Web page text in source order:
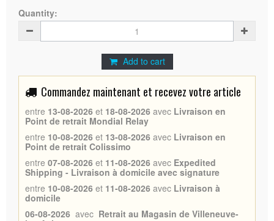
Quantity:
Add to cart
Commandez maintenant et recevez votre article
entre 13-08-2026 et 18-08-2026 avec Livraison en
Point de retrait Mondial Relay
entre 10-08-2026 et 13-08-2026 avec Livraison en
Point de retrait Colissimo
entre 07-08-2026 et 11-08-2026 avec Expedited
Shipping - Livraison à domicile avec signature
entre 10-08-2026 et 11-08-2026 avec Livraison à
domicile
06-08-2026 avec Retrait au Magasin de Villeneuve-